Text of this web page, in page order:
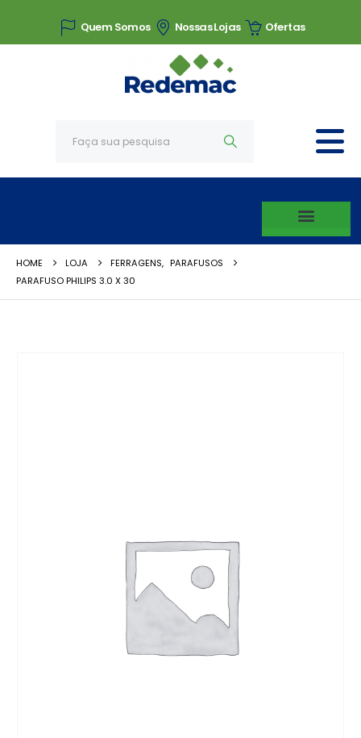
Quem Somos Nossas Lojas Ofertas
HOME LOJA FERRAGENS, PARAFUSOS
PARAFUSO PHILIPS 3.0 X 30